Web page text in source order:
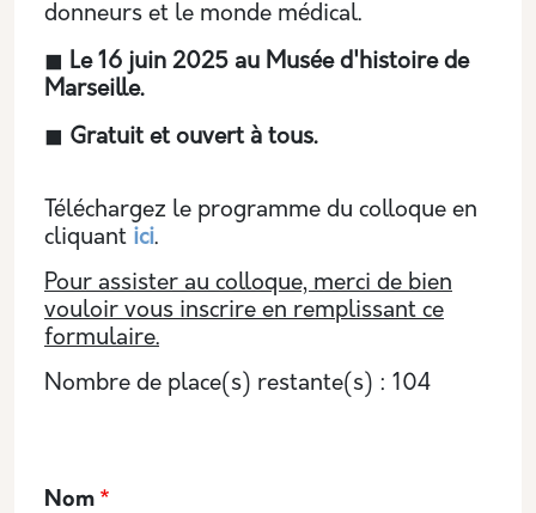
donneurs et le monde médical.
◼ Le 16 juin 2025 au Musée d'histoire de
Marseille.
◼ Gratuit et ouvert à tous.
Téléchargez le programme du colloque en
cliquant ici.
Pour assister au colloque, merci de bien
vouloir vous inscrire en remplissant ce
formulaire.
Nombre de place(s) restante(s) : 104
Nom